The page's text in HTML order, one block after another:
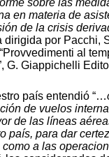
sobre las
en materia de
de la crisis
dirigida por Pacchi,
al
G. Giappichelli
país entendió “…
de vuelos
de las líneas
país, para dar
a las